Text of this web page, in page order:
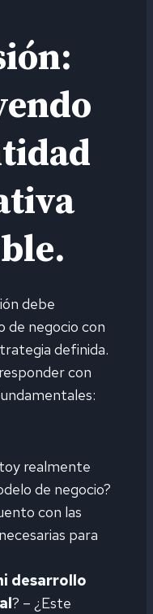
debe
de negocio con
definida.
con
realmente
de negocio?
con las
para
desarrollo
? – ¿Este